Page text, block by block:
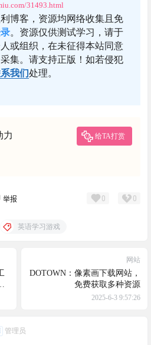
31493.html
博客，资源均网络收集且免
。资源仅供测试学习，请于
或组织，在未征得本站同意
集。请支持正版！如若侵犯
我们处理。
力 给TA打赏
举报 0 0
英语学习游戏
网站
DOTOWN：像素画下载网站，
免费获取多种资源
2025-6-3 9:57:26
管理员